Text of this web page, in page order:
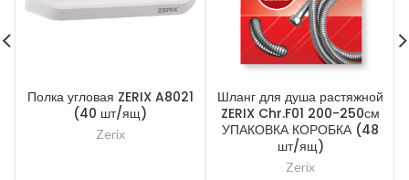
Полка угловая ZERIX A8021
(40 шт/ящ)
Zerix
Шланг для душа растяжной
ZERIX Chr.F01 200-250см
УПАКОВКА КОРОБКА (48
шт/ящ)
Zerix